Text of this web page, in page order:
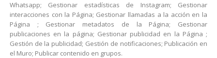
Whatsapp; Gestionar estadísticas de Instagram; Gestionar
interacciones con la Página; Gestionar llamadas a la acción en la
Página ; Gestionar metadatos de la Página; Gestionar
publicaciones en la página; Gestionar publicidad en la Página ;
Gestión de la publicidad; Gestión de notificaciones; Publicación en
el Muro; Publicar contenido en grupos.